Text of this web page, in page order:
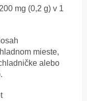
mg (0,2 g) v 1
mieste,
alebo